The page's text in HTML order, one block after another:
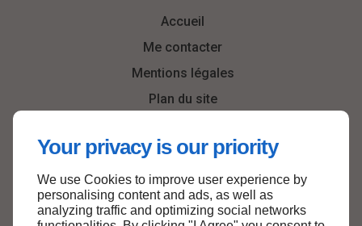
Your privacy is our priority
We use Cookies to improve user experience by
personalising content and ads, as well as
analyzing traffic and optimizing social networks
Accueil
Me contacter
Mentions légales
Plan du site
Haut de page